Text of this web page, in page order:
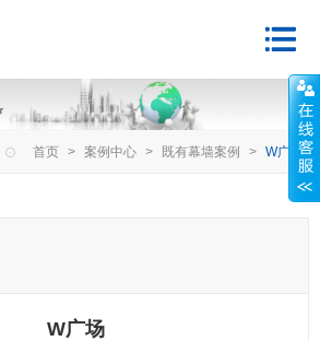
首页 > 案例中心 > 既有幕墙案例 > W广场
W广场